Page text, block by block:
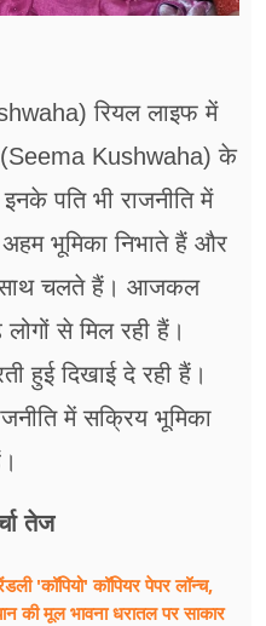
रियल लाइफ में
(Seema Kushwaha) के
पति भी राजनीति में
भूमिका निभाते हैं और
साथ चलते हैं। आजकल
से मिल रही हैं।
हुई दिखाई दे रही हैं।
में सक्रिय भूमिका
तेज
'कॉपियो' कॉपियर पेपर लॉन्च,
की मूल भावना धरातल पर साकार